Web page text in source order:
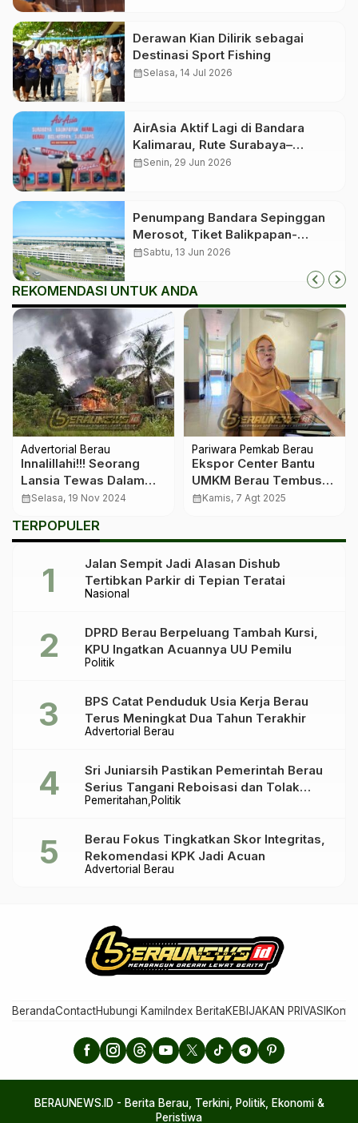
Derawan Kian Dilirik sebagai
Destinasi Sport Fishing
calendar_monthSelasa, 14 Jul 2026
AirAsia Aktif Lagi di Bandara
Kalimarau, Rute Surabaya–
Balikpapan–Berau Dibuka Kembali
calendar_monthSenin, 29 Jun 2026
Penumpang Bandara Sepinggan
Merosot, Tiket Balikpapan-
Jakarta Tembus Rp2 Juta
calendar_monthSabtu, 13 Jun 2026
REKOMENDASI UNTUK ANDA
Advertorial Berau
Innalillahi!!! Seorang
Lansia Tewas Dalam
Kebakaran di Kampung
calendar_monthSelasa, 19 Nov 2024
Pariwara Pemkab Berau
Ekspor Center Bantu
UMKM Berau Tembus
Pasar Global, Sri
Daya Saing
calendar_monthKamis, 7 Agt 2025
TERPOPULER
Nasional
Jalan Sempit Jadi Alasan Dishub
Tertibkan Parkir di Tepian Teratai
Politik
DPRD Berau Berpeluang Tambah Kursi,
KPU Ingatkan Acuannya UU Pemilu
Advertorial Berau
BPS Catat Penduduk Usia Kerja Berau
Terus Meningkat Dua Tahun Terakhir
Pemeritahan Politik
Sri Juniarsih Pastikan Pemerintah Berau
Serius Tangani Reboisasi dan Tolak
Praktik Ilegal
Advertorial Berau
Berau Fokus Tingkatkan Skor Integritas,
Rekomendasi KPK Jadi Acuan
BerandaContactHubungi KamiIndex BeritaKEBIJAKAN PRIVASI
BERAUNEWS.ID - Berita Berau, Terkini, Politik, Ekonomi &
Peristiwa